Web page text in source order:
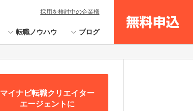
転職ノウハウ ブログ
無料申込
採用を検討中の企業様
マイナビ転職クリエイター
エージェントに